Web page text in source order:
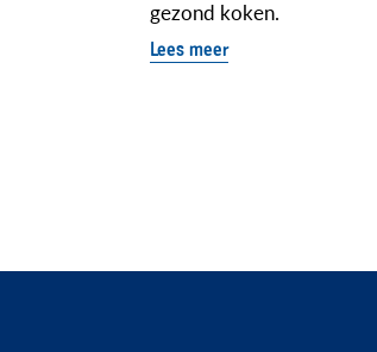
gezond koken.
Lees meer